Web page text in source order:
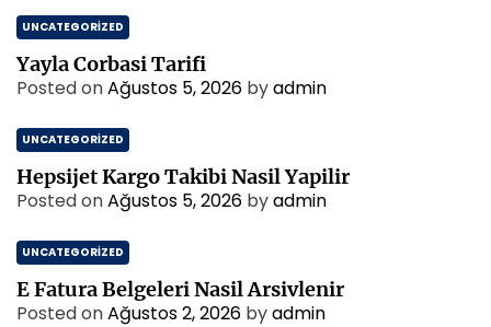
UNCATEGORIZED
Yayla Corbasi Tarifi
Posted onAğustos 5, 2026 byadmin
UNCATEGORIZED
Hepsijet Kargo Takibi Nasil Yapilir
Posted onAğustos 5, 2026 byadmin
UNCATEGORIZED
E Fatura Belgeleri Nasil Arsivlenir
Posted onAğustos 2, 2026 byadmin